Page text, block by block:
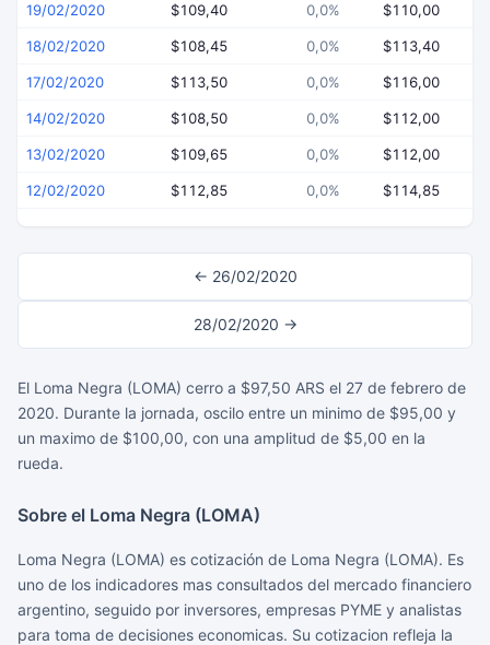
19/02/2020 $109,40 0,0% $110,00
18/02/2020 $108,45 0,0% $113,40
17/02/2020 $113,50 0,0% $116,00
14/02/2020 $108,50 0,0% $112,00
13/02/2020 $109,65 0,0% $112,00
12/02/2020 $112,85 0,0% $114,85
← 26/02/2020
28/02/2020 →
El Loma Negra (LOMA) cerro a $97,50 ARS el 27 de febrero de
2020. Durante la jornada, oscilo entre un minimo de $95,00 y
un maximo de $100,00, con una amplitud de $5,00 en la
rueda.
Sobre el Loma Negra (LOMA)
Loma Negra (LOMA) es cotización de Loma Negra (LOMA). Es
uno de los indicadores mas consultados del mercado financiero
argentino, seguido por inversores, empresas PYME y analistas
para toma de decisiones economicas. Su cotizacion refleja la